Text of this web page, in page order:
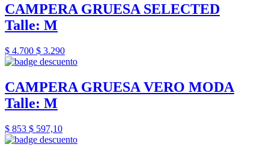
CAMPERA GRUESA SELECTED
Talle: M
$ 4.700 $ 3.290
CAMPERA GRUESA VERO MODA
Talle: M
$ 853 $ 597,10